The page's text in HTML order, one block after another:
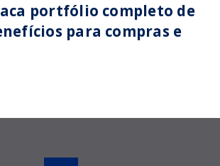
portfólio completo de
para compras e